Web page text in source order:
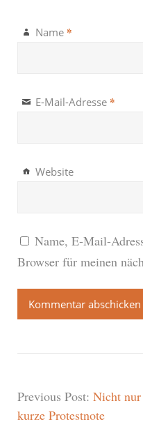
Name *
E-Mail-Adresse *
Website
Name, E-Mail-
Browser für meinen
Previous Post: Nicht nur
kurze Protestnote